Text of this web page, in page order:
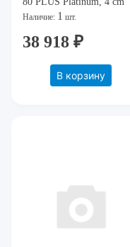
fan) EX292321RUS
Наличие: 1 шт.
38 918 ₽
В корзину